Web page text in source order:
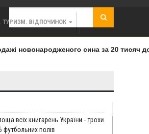
ТУРИЗМ. ВІДПОЧИНОК
новонародженого сина за 20 тисяч
всіх книгарень України - трохи
футбольних полів